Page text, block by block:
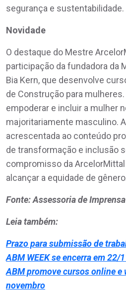
segurança e sustentabilidade.
Novidade
O destaque do Mestre
participação da fundadora da
Bia Kern, que desenvolve
de Construção para
empoderar e incluir a mulher
majoritariamente masculino.
acrescentada ao conteúdo
de transformação e inclusão
compromisso da
alcançar a equidade de
Fonte: Assessoria de
Leia também:
Prazo para submissão de
ABM WEEK se encerra em 22/
ABM promove cursos online
novembro